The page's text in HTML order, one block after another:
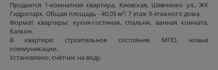
Продается 1-комнатная квартира, Киевская, Шевченко ул., ЖК
Гидропарк. Общая площадь - 40,05 м²; 7 этаж 9-этажного дома.
Формат квартиры: кухня-гостиная, спальня, ванная комната,
балкон.
В квартире: строительное состояние, МПО, новые
коммуникации.
Установлено: счётчик на воду.